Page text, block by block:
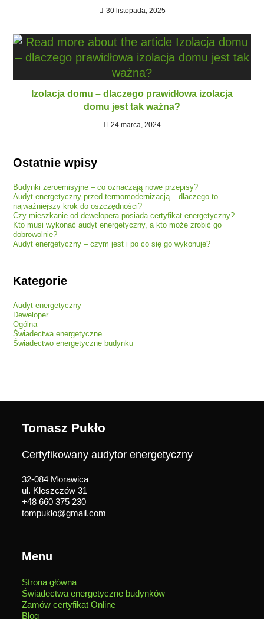
30 listopada, 2025
Izolacja domu – dlaczego prawidłowa izolacja
domu jest tak ważna?
24 marca, 2024
Ostatnie wpisy
Budynki zeroemisyjne – co oznaczają nowe przepisy?
Audyt energetyczny przed termomodernizacją – dlaczego to
najważniejszy krok do oszczędności?
Czy mieszkanie od dewelopera posiada certyfikat energetyczny?
Kto musi wykonać audyt energetyczny, a kto może zrobić go
dobrowolnie?
Audyt energetyczny – czym jest i po co się go wykonuje?
Kategorie
Audyt energetyczny
Deweloper
Ogólna
Świadectwa energetyczne
Świadectwo energetyczne budynku
Tomasz Pukło
Certyfikowany audytor energetyczny
32-084 Morawica
ul. Kleszczów 31
+48 660 375 230
tompuklo@gmail.com
Menu
Strona główna
Świadectwa energetyczne budynków
Zamów certyfikat Online
Blog